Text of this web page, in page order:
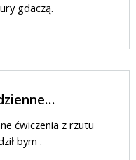
gdaczą.
ćwiczenia z rzutu
bym .